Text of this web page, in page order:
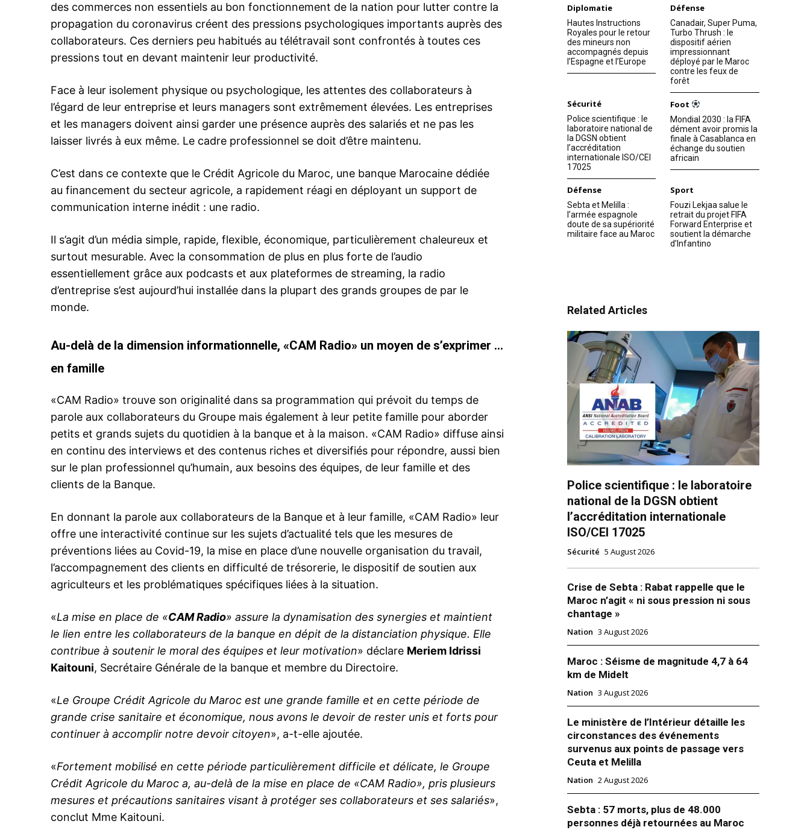
le1.ma
S'ABONNER MAINTENANT
Insight Publications
Mon compte
Related
Agricole du Maroc actent leur solidarité et
contribuent avec 15,1 millions de Dirhams
au Fonds pour la gestion du Covid-19
Les collaborateurs du Groupe Crédit
Agricole du Maroc contribuent avec 15,1
millions de dirhams (MDH) au Fonds spécial
dispositif novateur et très ambitieux pour
accompagner les entrepreneurs agricoles
à réussir la campagne 2020-2021
16 November 2020
des commerces non essentiels au bon fonctionnement de la nation pour lutter contre la
propagation du coronavirus créent des pressions psychologiques importants auprès des
collaborateurs. Ces derniers peu habitués au télétravail sont confrontés à toutes ces
pressions tout en devant maintenir leur productivité.
Face à leur isolement physique ou psychologique, les attentes des collaborateurs à
l’égard de leur entreprise et leurs managers sont extrêmement élevées. Les entreprises
et les managers doivent ainsi garder une présence auprès des salariés et ne pas les
laisser livrés à eux même. Le cadre professionnel se doit d’être maintenu.
C’est dans ce contexte que le Crédit Agricole du Maroc, une banque Marocaine dédiée
au financement du secteur agricole, a rapidement réagi en déployant un support de
communication interne inédit : une radio.
Il s’agit d’un média simple, rapide, flexible, économique, particulièrement chaleureux et
surtout mesurable. Avec la consommation de plus en plus forte de l’audio
essentiellement grâce aux podcasts et aux plateformes de streaming, la radio
d’entreprise s’est aujourd’hui installée dans la plupart des grands groupes de par le
monde.
Au-delà de la dimension informationnelle, «CAM Radio» un moyen de s’exprimer …
en famille
«CAM Radio» trouve son originalité dans sa programmation qui prévoit du temps de
parole aux collaborateurs du Groupe mais également à leur petite famille pour aborder
petits et grands sujets du quotidien à la banque et à la maison. «CAM Radio» diffuse ainsi
en continu des interviews et des contenus riches et diversifiés pour répondre, aussi bien
sur le plan professionnel qu’humain, aux besoins des équipes, de leur famille et des
clients de la Banque.
En donnant la parole aux collaborateurs de la Banque et à leur famille, «CAM Radio» leur
offre une interactivité continue sur les sujets d’actualité tels que les mesures de
préventions liées au Covid-19, la mise en place d’une nouvelle organisation du travail,
l’accompagnement des clients en difficulté de trésorerie, le dispositif de soutien aux
agriculteurs et les problématiques spécifiques liées à la situation.
«La mise en place de «CAM Radio» assure la dynamisation des synergies et maintient
le lien entre les collaborateurs de la banque en dépit de la distanciation physique. Elle
contribue à soutenir le moral des équipes et leur motivation» déclare Meriem Idrissi
Kaitouni, Secrétaire Générale de la banque et membre du Directoire.
«Le Groupe Crédit Agricole du Maroc est une grande famille et en cette période de
grande crise sanitaire et économique, nous avons le devoir de rester unis et forts pour
continuer à accomplir notre devoir citoyen», a-t-elle ajoutée.
«Fortement mobilisé en cette période particulièrement difficile et délicate, le Groupe
Crédit Agricole du Maroc a, au-delà de la mise en place de «CAM Radio», pris plusieurs
mesures et précautions sanitaires visant à protéger ses collaborateurs et ses salariés»,
conclut Mme Kaitouni.
Diplomatie
Hautes Instructions
Royales pour le retour
des mineurs non
accompagnés depuis
l’Espagne et l’Europe
Défense
Canadair, Super Puma,
Turbo Thrush : le
dispositif aérien
impressionnant
déployé par le Maroc
contre les feux de
forêt
Sécurité
Police scientifique : le
laboratoire national de
la DGSN obtient
l’accréditation
internationale ISO/CEI
17025
Foot
Mondial 2030 : la FIFA
dément avoir promis la
finale à Casablanca en
échange du soutien
africain
Défense
Sebta et Melilla :
l’armée espagnole
doute de sa supériorité
militaire face au Maroc
Sport
Fouzi Lekjaa salue le
retrait du projet FIFA
Forward Enterprise et
soutient la démarche
d’Infantino
Related Articles
Police scientifique : le laboratoire
national de la DGSN obtient
l’accréditation internationale
ISO/CEI 17025
Sécurité 5 August 2026
Crise de Sebta : Rabat rappelle que le
Maroc n’agit « ni sous pression ni sous
chantage »
Nation 3 August 2026
Maroc : Séisme de magnitude 4,7 à 64
km de Midelt
Nation 3 August 2026
Le ministère de l’Intérieur détaille les
circonstances des événements
survenus aux points de passage vers
Ceuta et Melilla
Nation 2 August 2026
Sebta : 57 morts, plus de 48.000
personnes déjà retournées au Maroc